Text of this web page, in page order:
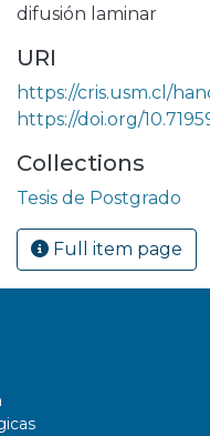
difusión laminar
URI
https://cris.usm.cl/
https://doi.org/
Collections
Tesis de Postgrado
Full item page